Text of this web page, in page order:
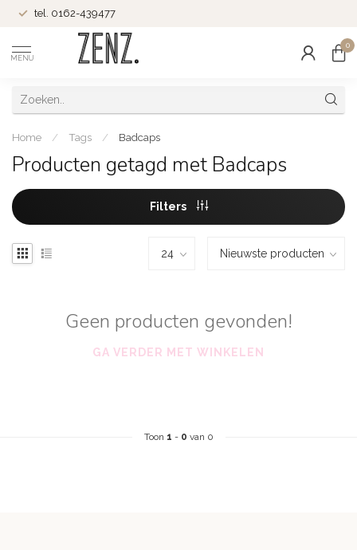
tel. 0162-439477
MENU
0
Home / Tags / Badcaps
Producten getagd met Badcaps
Filters
Geen producten gevonden!
GA VERDER MET WINKELEN
Toon 1 - 0 van 0